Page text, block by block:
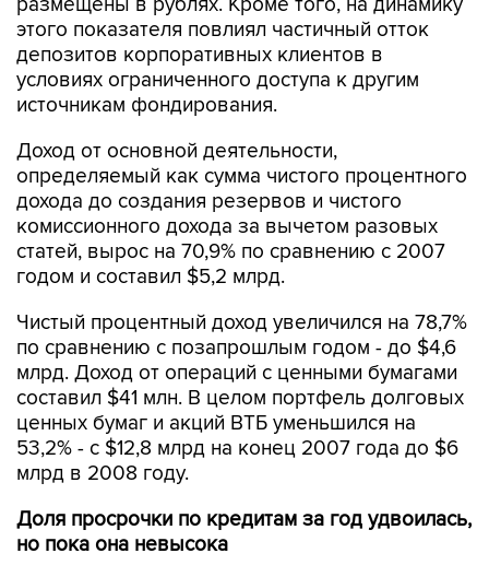
этого показателя повлиял частичный отток
депозитов корпоративных клиентов в
условиях ограниченного доступа к другим
источникам фондирования.
Доход от основной деятельности,
определяемый как сумма чистого процентного
дохода до создания резервов и чистого
комиссионного дохода за вычетом разовых
статей, вырос на 70,9% по сравнению с 2007
годом и составил $5,2 млрд.
Чистый процентный доход увеличился на 78,7%
по сравнению с позапрошлым годом - до $4,6
млрд. Доход от операций с ценными бумагами
составил $41 млн. В целом портфель долговых
ценных бумаг и акций ВТБ уменьшился на
53,2% - с $12,8 млрд на конец 2007 года до $6
млрд в 2008 году.
Доля просрочки по кредитам за год удвоилась,
но пока она невысока